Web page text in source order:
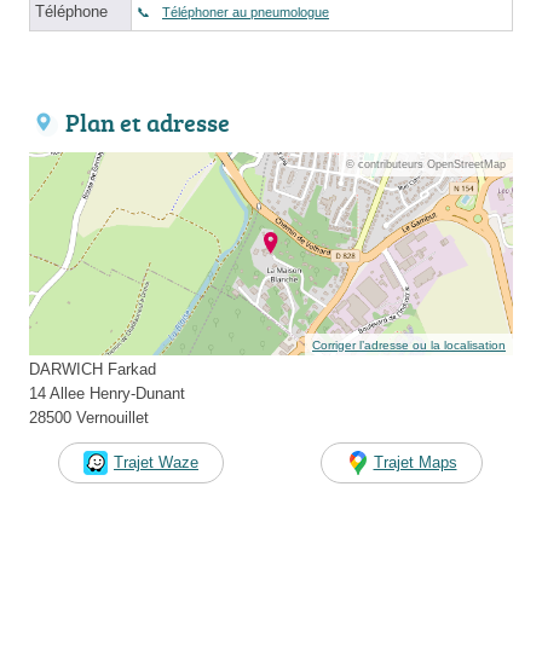
Téléphone Téléphoner au pneumologue
Plan et adresse
© contributeurs OpenStreetMap
Corriger l’adresse ou la localisation
DARWICH Farkad
14 Allee Henry-Dunant
28500 Vernouillet
Trajet Waze Trajet Maps